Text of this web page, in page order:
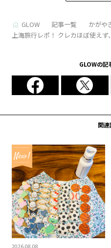
GLOW 記事一覧
かがや
上海旅行レポ！ クレカほぼ使え
GLOWの記
関
2026.08.08